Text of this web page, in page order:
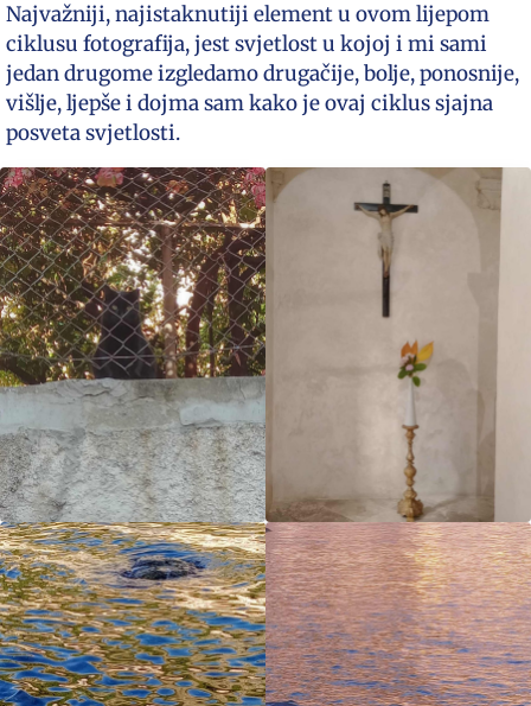
Najvažniji, najistaknutiji element u ovom lijepom
ciklusu fotografija, jest svjetlost u kojoj i mi sami
jedan drugome izgledamo drugačije, bolje, ponosnije,
višlje, ljepše i dojma sam kako je ovaj ciklus sjajna
posveta svjetlosti.